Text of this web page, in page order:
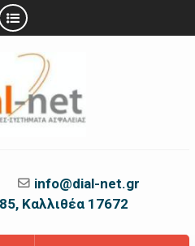
info@dial-net.gr
Καλλιθέα 17672